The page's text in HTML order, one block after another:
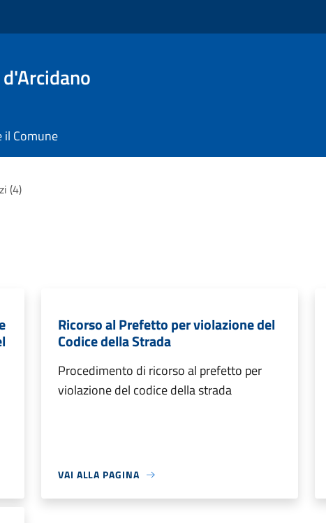
il Comune
(4)
Ricorso al Prefetto per violazione del
Codice della Strada
Procedimento di ricorso al prefetto per
violazione del codice della strada
VAI ALLA PAGINA